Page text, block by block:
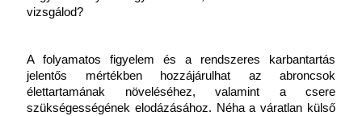
vizsgálod?
A folyamatos figyelem és a rendszeres karbantartás
jelentős mértékben hozzájárulhat az abroncsok
élettartamának növeléséhez, valamint a csere
szükségességének elodázásához. Néha a váratlan külső